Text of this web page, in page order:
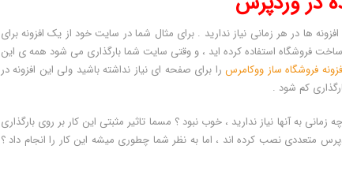
ها در هر زمانی نیاز ندارید . برای مثال شما در سایت خود از یک افزونه برای
ساخت فروشگاه استفاده کرده اید ، و وقتی سایت شما بارگذاری می شود همه ی این
فروشگاه ساز ووکامرس را برای صفحه ای نیاز نداشته باشید ولی این افزونه در
کم شود .
به آنها نیاز ندارید ، خوب نبود ؟ مسما تاثیر مثبتی این کار بر روی بارگذاری
نصب کرده اند ، اما به نظر شما چطوری میشه این کار را انجام داد ؟